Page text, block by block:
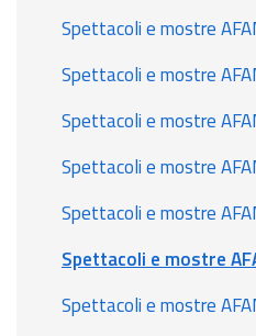
Spettacoli e mostre
Spettacoli e mostre
Spettacoli e mostre
Spettacoli e mostre
Spettacoli e mostre
Spettacoli e mostre
Spettacoli e mostre